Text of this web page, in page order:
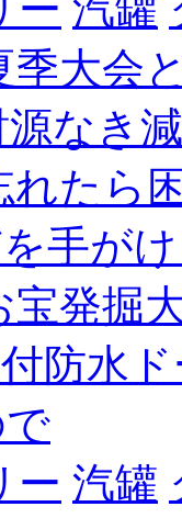
季大会
源なき
れたら
手が
発掘
防水
ー 汽罐